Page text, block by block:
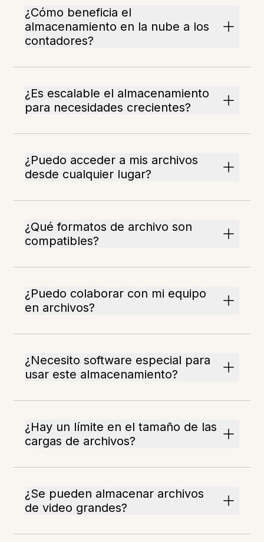
¿Cómo beneficia el
almacenamiento en la nube a los
contadores?
¿Es escalable el almacenamiento
para necesidades crecientes?
¿Puedo acceder a mis archivos
desde cualquier lugar?
¿Qué formatos de archivo son
compatibles?
¿Puedo colaborar con mi equipo
en archivos?
¿Necesito software especial para
usar este almacenamiento?
¿Hay un límite en el tamaño de las
cargas de archivos?
¿Se pueden almacenar archivos
de video grandes?